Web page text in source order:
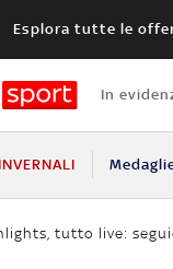
Esplora tutte le
In
tutto live: